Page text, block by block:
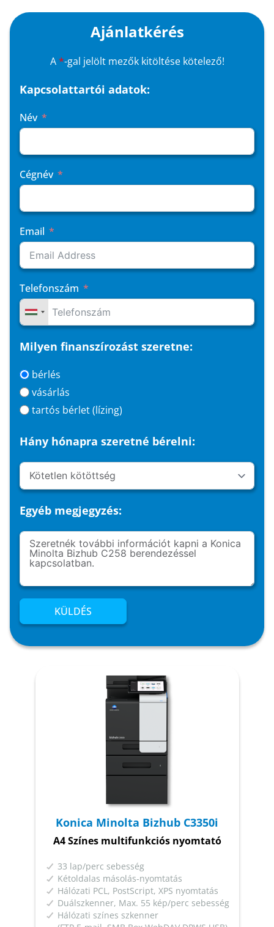
Ajánlatkérés
A*-gal jelölt mezők kitöltése kötelező!
Kapcsolattartói adatok:
Név
Cégnév
Email
Telefonszám
Milyen finanszírozást szeretne:
bérlés
vásárlás
tartós bérlet (lízing)
Hány hónapra szeretné bérelni:
Egyéb megjegyzés:
KÜLDÉS
Konica Minolta Bizhub C3350i
A4 Színes multifunkciós nyomtató
33 lap/perc sebesség
Kétoldalas másolás-nyomtatás
Hálózati PCL, PostScript, XPS nyomtatás
Duálszkenner, Max. 55 kép/perc sebesség
Hálózati színes szkenner